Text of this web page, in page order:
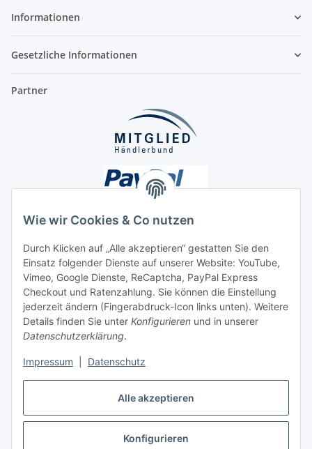
Alle akzeptieren
Konfigurieren
Wie wir Cookies & Co nutzen
Durch Klicken auf „Alle akzeptieren“ gestatten Sie den
Einsatz folgender Dienste auf unserer Website: YouTube,
Vimeo, Google Dienste, ReCaptcha, PayPal Express
Checkout und Ratenzahlung. Sie können die Einstellung
jederzeit ändern (Fingerabdruck-Icon links unten). Weitere
Details finden Sie unter Konfigurieren und in unserer
Datenschutzerklärung.
Impressum Datenschutz
Informationen
Gesetzliche Informationen
Partner
Unsere Seiten
Social Media
Vertrag widerrufen
* Alle Preise inkl. gesetzlicher USt., ** siehe Lieferbedingungen, zzgl.